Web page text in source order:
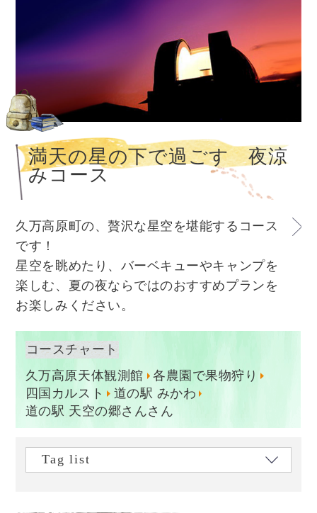
満天の星の下で過ごす 夜涼
みコース
久万高原町の、贅沢な星空を堪能するコース
です！
星空を眺めたり、バーベキューやキャンプを
楽しむ、夏の夜ならではのおすすめプランを
お楽しみください。
コースチャート
久万高原天体観測館
各農園で果物狩り
四国カルスト
道の駅 みかわ
道の駅 天空の郷さんさん
Tag list